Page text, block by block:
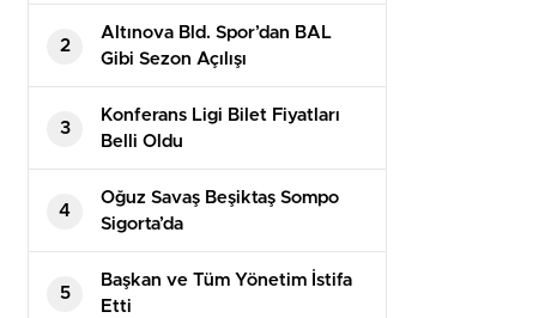
2
Altınova Bld. Spor’dan BAL
Gibi Sezon Açılışı
3
Konferans Ligi Bilet Fiyatları
Belli Oldu
4
Oğuz Savaş Beşiktaş Sompo
Sigorta’da
5
Başkan ve Tüm Yönetim İstifa
Etti